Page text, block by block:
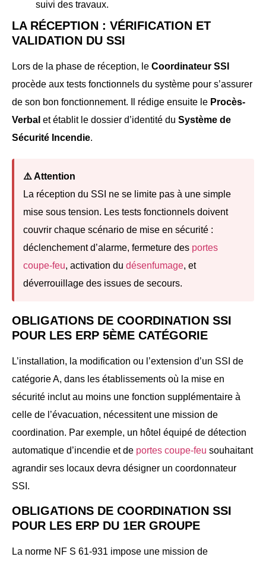
suivi des travaux.
LA RÉCEPTION : VÉRIFICATION ET
VALIDATION DU SSI
Lors de la phase de réception, le Coordinateur SSI
procède aux tests fonctionnels du système pour s’assurer
de son bon fonctionnement. Il rédige ensuite le Procès-
Verbal et établit le dossier d’identité du Système de
Sécurité Incendie.
⚠️ Attention
La réception du SSI ne se limite pas à une simple
mise sous tension. Les tests fonctionnels doivent
couvrir chaque scénario de mise en sécurité :
déclenchement d’alarme, fermeture des portes
coupe-feu, activation du désenfumage, et
déverrouillage des issues de secours.
OBLIGATIONS DE COORDINATION SSI
POUR LES ERP 5ÈME CATÉGORIE
L’installation, la modification ou l’extension d’un SSI de
catégorie A, dans les établissements où la mise en
sécurité inclut au moins une fonction supplémentaire à
celle de l’évacuation, nécessitent une mission de
coordination. Par exemple, un hôtel équipé de détection
automatique d’incendie et de portes coupe-feu souhaitant
agrandir ses locaux devra désigner un coordonnateur
SSI.
OBLIGATIONS DE COORDINATION SSI
POUR LES ERP DU 1ER GROUPE
La norme NF S 61-931 impose une mission de